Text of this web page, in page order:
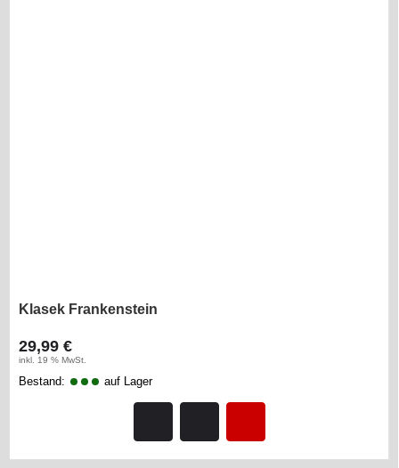
Klasek Frankenstein
29,99 €
inkl. 19 % MwSt.
Bestand: auf Lager